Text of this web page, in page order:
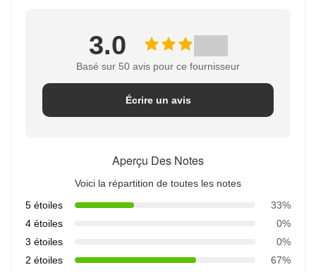
3.0
Basé sur 50 avis pour ce fournisseur
Écrire un avis
Aperçu Des Notes
Voici la répartition de toutes les notes
5 étoiles
33%
4 étoiles
0%
3 étoiles
0%
2 étoiles
67%